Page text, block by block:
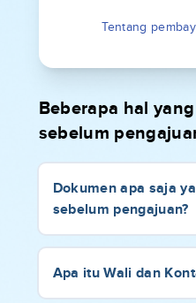
Tentang
Beberapa hal
sebelum
Dokumen apa saja
sebelum pengajuan?
Apa itu Wali dan